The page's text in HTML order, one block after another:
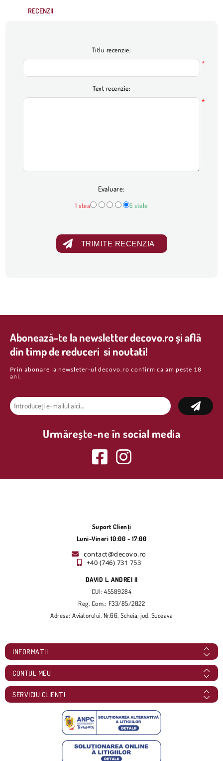
RECENZII
Titlu recenzie:
*
Text recenzie:
*
Evaluare:
1 stea 5 stele
TRIMITE RECENZIA
Abonează-te la newsletter decovo.ro și află
din timp de reduceri si noutati!
Prin abonare la newsleter-ul decovo.ro confirm ca am peste 18
ani.
Urmărește-ne în social media
Suport Clienți
Luni-Vineri 10:00 - 17:00
contact@decovo.ro
+40 (746) 731 753
DAVID L. ANDREI II
CUI: 45589284
Reg. Com.: F33/85/2022
Adresa: Aviatorului, Nr.66, Scheia, jud. Suceava
INFORMAȚII
CONTUL MEU
SERVICIU CLIENȚI